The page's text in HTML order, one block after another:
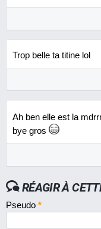
Trop belle ta titine lol
Ah ben elle est la
bye gros
RÉAGIR À
Pseudo *